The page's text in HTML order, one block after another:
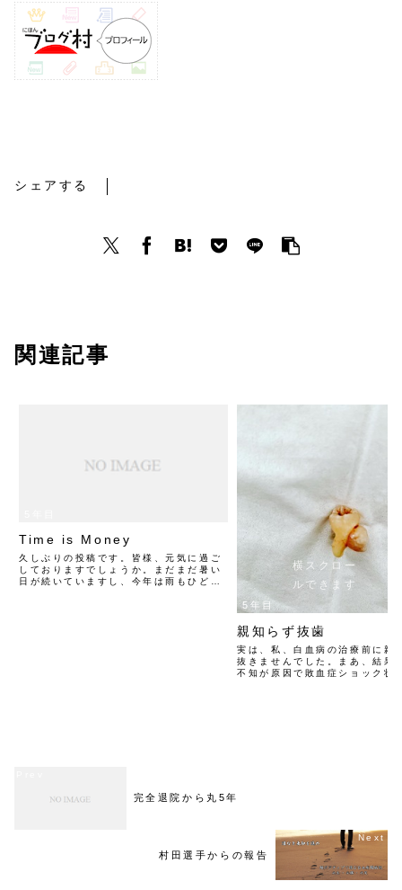
シェアする
関連記事
Time is Money
久しぶりの投稿です。皆様、元気に過ご
しておりますでしょうか。まだまだ暑い
日が続いていますし、今年は雨もひど
5年目
親知らず抜歯
実は、私、白血病の治療前に親
抜きませんでした。まあ、結果
不知が原因で敗血症ショック状
横スクロー
ルできます
完全退院から丸5年
村田選手からの報告